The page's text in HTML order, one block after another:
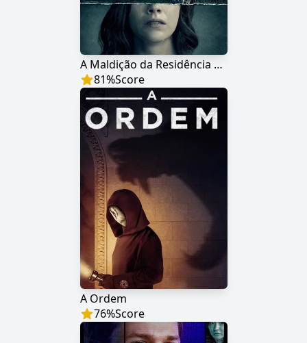
A Maldição da Residência Hill
81%Score
A Ordem
76%Score